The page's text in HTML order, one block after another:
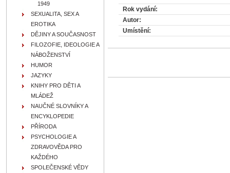
Rok vydání:
Autor:
Umístění:
1949
SEXUALITA, SEX A
EROTIKA
DĚJINY A SOUČASNOST
FILOZOFIE, IDEOLOGIE A
NÁBOŽENSTVÍ
HUMOR
JAZYKY
KNIHY PRO DĚTI A
MLÁDEŽ
NAUČNÉ SLOVNÍKY A
ENCYKLOPEDIE
PŘÍRODA
PSYCHOLOGIE A
ZDRAVOVĚDA PRO
KAŽDÉHO
SPOLEČENSKÉ VĚDY